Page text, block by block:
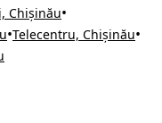
Chișinău•
•Telecentru, Chișinău•